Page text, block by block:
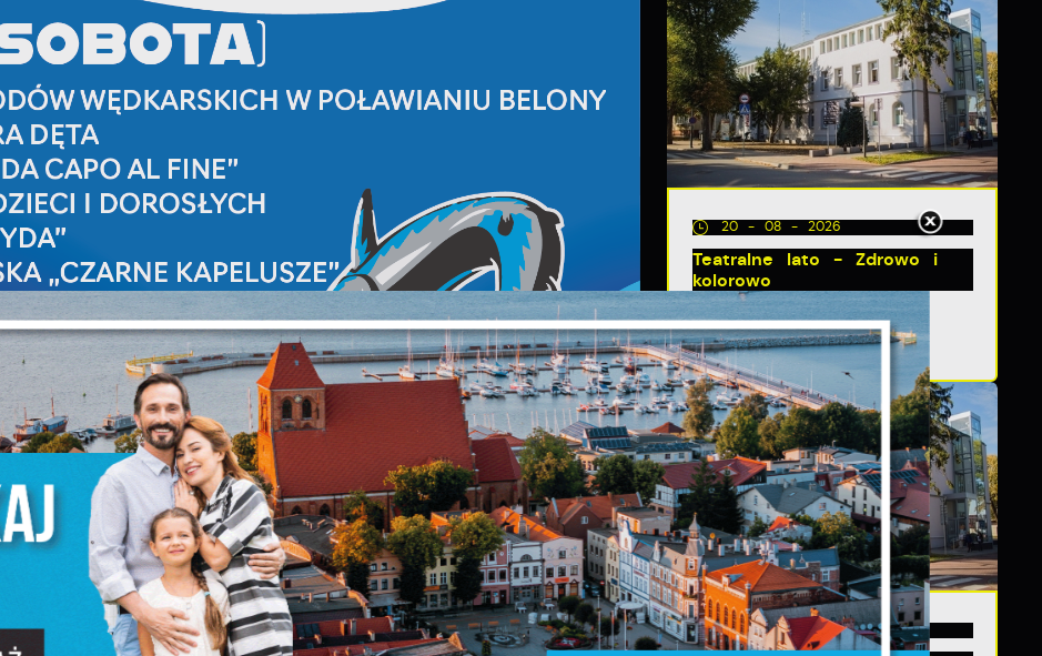
20 - 08 - 2026
Teatralne lato - Zdrowo i
kolorowo
13 - 08 - 2026
Ustawienia
Szanujemy Twoją prywatność. Możesz zmienić ustawienia cookies lub
zaakceptować je wszystkie. W dowolnym momencie możesz dokonać zmiany
swoich ustawień.
Niezbędne
Niezbędne pliki cookies służą do prawidłowego funkcjonowania strony
internetowej i umożliwiają Ci komfortowe korzystanie z oferowanych przez
nas usług.
Pliki cookies odpowiadają na podejmowane przez Ciebie działania w celu
m.in. dostosowania Twoich ustawień preferencji prywatności, logowania czy
wypełniania formularzy. Dzięki plikom cookies strona, z której korzystasz,
może działać bez zakłóceń.
Funkcjonalne i personalizacyjne